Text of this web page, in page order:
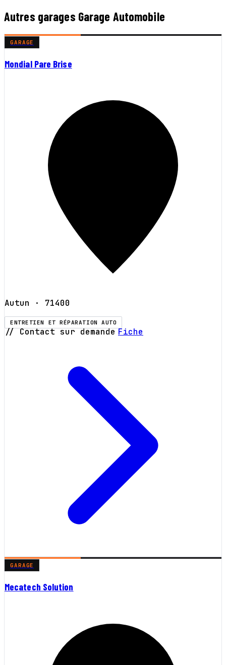
Autres garages Garage Automobile
GARAGE
Mondial Pare Brise
Autun · 71400
ENTRETIEN ET RÉPARATION AUTO
// Contact sur demande Fiche
GARAGE
Mecatech Solution